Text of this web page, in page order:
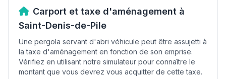
Carport et taxe d'aménagement à
Saint-Denis-de-Pile
Une pergola servant d'abri véhicule peut être assujetti à
la taxe d'aménagement en fonction de son emprise.
Vérifiez en utilisant notre simulateur pour connaître le
montant que vous devrez vous acquitter de cette taxe.